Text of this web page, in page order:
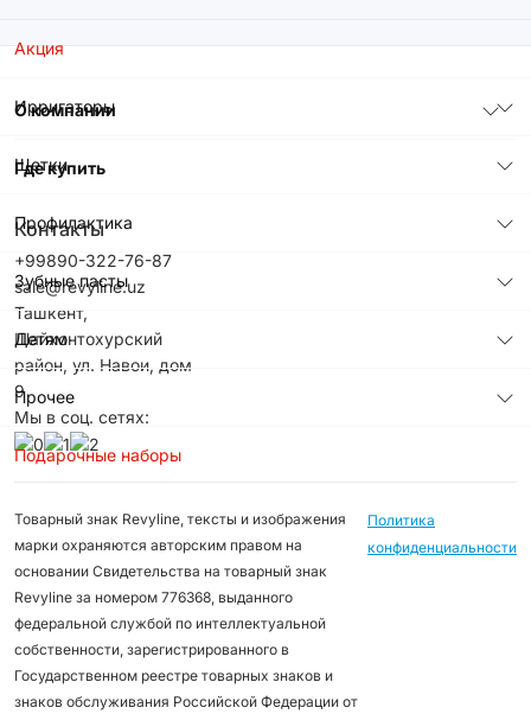
Акция
Ирригаторы
Щетки
Профилактика
Зубные пасты
Детям
Прочее
Подарочные наборы
О компании
Где купить
Контакты
+99890-322-76-87
sale@revyline.uz
Ташкент,
Шайхонтохурский
район, ул. Навои, дом
9
Мы в соц. сетях:
Товарный знак Revyline, тексты и изображения
марки охраняются авторским правом на
основании Свидетельства на товарный знак
Revyline за номером 776368, выданного
федеральной службой по интеллектуальной
собственности, зарегистрированного в
Государственном реестре товарных знаков и
знаков обслуживания Российской Федерации от
Политика
конфиденциальности